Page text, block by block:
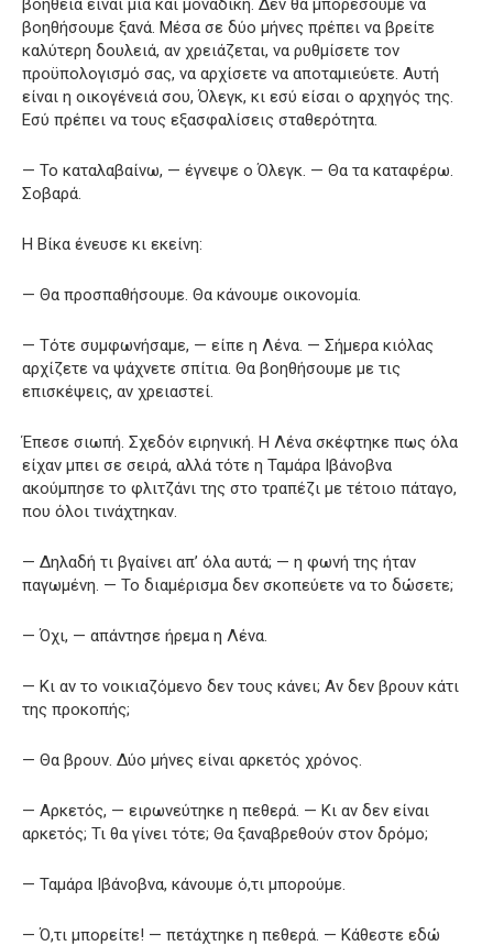
βοήθεια είναι μία και μοναδική. Δεν θα μπορέσουμε να
βοηθήσουμε ξανά. Μέσα σε δύο μήνες πρέπει να βρείτε
καλύτερη δουλειά, αν χρειάζεται, να ρυθμίσετε τον
προϋπολογισμό σας, να αρχίσετε να αποταμιεύετε. Αυτή
είναι η οικογένειά σου, Όλεγκ, κι εσύ είσαι ο αρχηγός της.
Εσύ πρέπει να τους εξασφαλίσεις σταθερότητα.
— Το καταλαβαίνω, — έγνεψε ο Όλεγκ. — Θα τα καταφέρω.
Σοβαρά.
Η Βίκα ένευσε κι εκείνη:
— Θα προσπαθήσουμε. Θα κάνουμε οικονομία.
— Τότε συμφωνήσαμε, — είπε η Λένα. — Σήμερα κιόλας
αρχίζετε να ψάχνετε σπίτια. Θα βοηθήσουμε με τις
επισκέψεις, αν χρειαστεί.
Έπεσε σιωπή. Σχεδόν ειρηνική. Η Λένα σκέφτηκε πως όλα
είχαν μπει σε σειρά, αλλά τότε η Ταμάρα Ιβάνοβνα
ακούμπησε το φλιτζάνι της στο τραπέζι με τέτοιο πάταγο,
που όλοι τινάχτηκαν.
— Δηλαδή τι βγαίνει απ’ όλα αυτά; — η φωνή της ήταν
παγωμένη. — Το διαμέρισμα δεν σκοπεύετε να το δώσετε;
— Όχι, — απάντησε ήρεμα η Λένα.
— Κι αν το νοικιαζόμενο δεν τους κάνει; Αν δεν βρουν κάτι
της προκοπής;
— Θα βρουν. Δύο μήνες είναι αρκετός χρόνος.
— Αρκετός, — ειρωνεύτηκε η πεθερά. — Κι αν δεν είναι
αρκετός; Τι θα γίνει τότε; Θα ξαναβρεθούν στον δρόμο;
— Ταμάρα Ιβάνοβνα, κάνουμε ό,τι μπορούμε.
— Ό,τι μπορείτε! — πετάχτηκε η πεθερά. — Κάθεστε εδώ